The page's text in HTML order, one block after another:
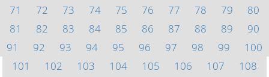
71
72 73 74 75 76 77 78 79
80
81
82 83 84 85 86 87 88 89
90
91
92 93 94 95 96 97 98 99
100
101
102 103 104 105 106 107
108